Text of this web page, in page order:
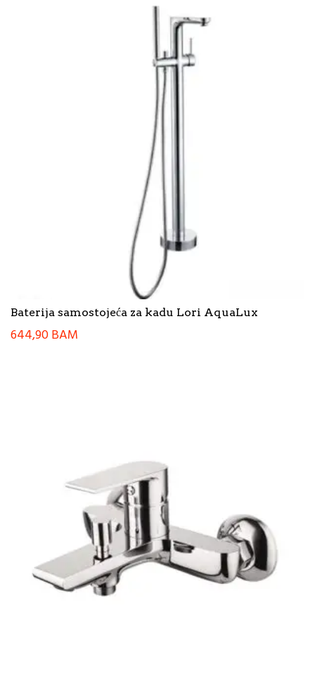
Baterija samostojeća za kadu Lori AquaLux
644,90BAM